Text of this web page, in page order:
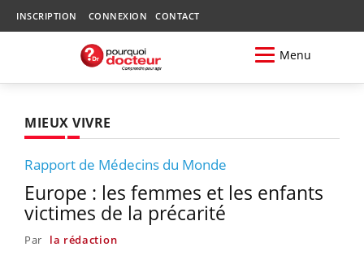
INSCRIPTION CONNEXION CONTACT
Menu
MIEUX VIVRE
Rapport de Médecins du Monde
Europe : les femmes et les enfants
victimes de la précarité
Par la rédaction